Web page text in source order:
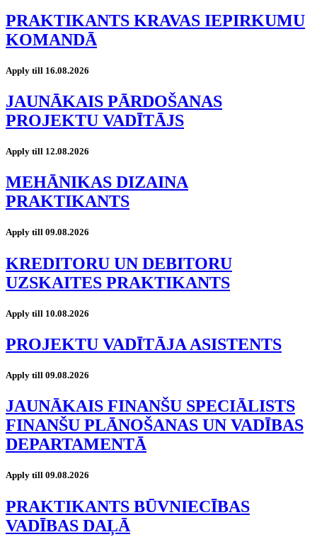
PRAKTIKANTS KRAVAS IEPIRKUMU
KOMANDĀ
Apply till 16.08.2026
JAUNĀKAIS PĀRDOŠANAS
PROJEKTU VADĪTĀJS
Apply till 12.08.2026
MEHĀNIKAS DIZAINA
PRAKTIKANTS
Apply till 09.08.2026
KREDITORU UN DEBITORU
UZSKAITES PRAKTIKANTS
Apply till 10.08.2026
PROJEKTU VADĪTĀJA ASISTENTS
Apply till 09.08.2026
JAUNĀKAIS FINANŠU SPECIĀLISTS
FINANŠU PLĀNOŠANAS UN VADĪBAS
DEPARTAMENTĀ
Apply till 09.08.2026
PRAKTIKANTS BŪVNIECĪBAS
VADĪBAS DAĻĀ